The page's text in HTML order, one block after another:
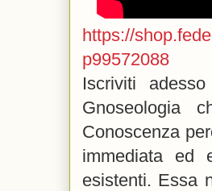
https://
p99572088
Iscriviti
Gnoseologia
Conoscenza
immediata ed
esistenti. Essa